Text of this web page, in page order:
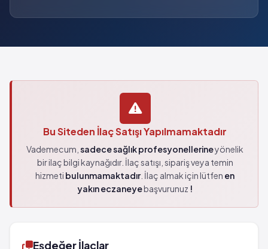
Bu Siteden İlaç Satışı Yapılmamaktadır
Vademecum, sadece sağlık profesyonellerineyönelik
bir ilaç bilgi kaynağıdır. İlaç satışı, sipariş veya temin
hizmeti bulunmamaktadır. İlaç almak için lütfen en
yakın eczaneyebaşvurunuz !
Eşdeğer İlaçlar